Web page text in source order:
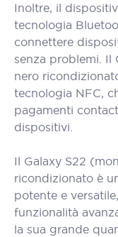
Inoltre, il
tecnologia
connettere
senza problemi. Il
nero
tecnologia NFC,
pagamenti
dispositivi.
Il Galaxy S22
ricondizionato è
potente e
funzionalità
la sua grande